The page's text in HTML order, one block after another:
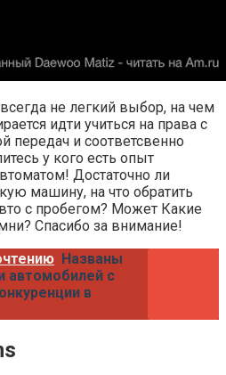
не легкий выбор, на чем
идти учиться на права с
передач и соответсвенно
у кого есть опыт
Достаточно ли
машину, на что обратить
с пробегом? Может Какие
Спасибо за внимание!
Названы
автомобилей с
в